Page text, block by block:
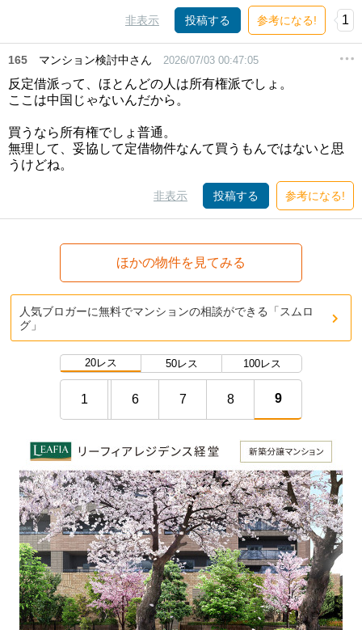
非表示 投稿する 参考になる! 1
165 マンション検討中さん 2026/07/03 00:47:05
反定借派って、ほとんどの人は所有権派でしょ。
ここは中国じゃないんだから。
買うなら所有権でしょ普通。
無理して、妥協して定借物件なんて買うもんではないと思
うけどね。
非表示 投稿する 参考になる!
ほかの物件を見てみる
人気ブロガーに無料でマンションの相談ができる「スムロ
グ」
20レス 50レス 100レス
1 6 7 8 9